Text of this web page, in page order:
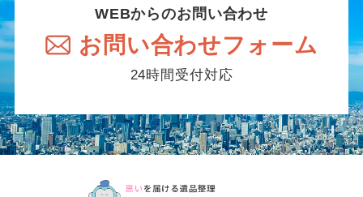
WEBからのお問い合わせ
お問い合わせフォーム
24時間受付対応